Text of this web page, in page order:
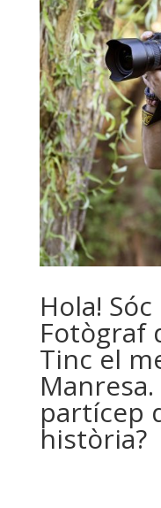
Hola!
Fotògraf
Tinc el
partícep
història?